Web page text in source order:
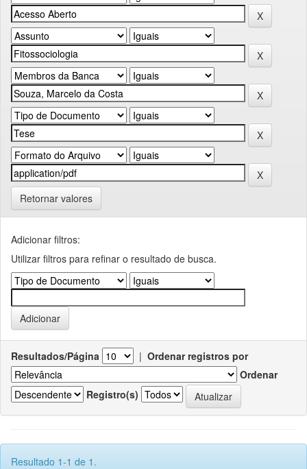
Retornar valores
Adicionar filtros:
Utilizar filtros para refinar o resultado de busca.
Resultados/Página | Ordenar registros por
Ordenar
Registro(s)
Resultado 1-1 de 1.